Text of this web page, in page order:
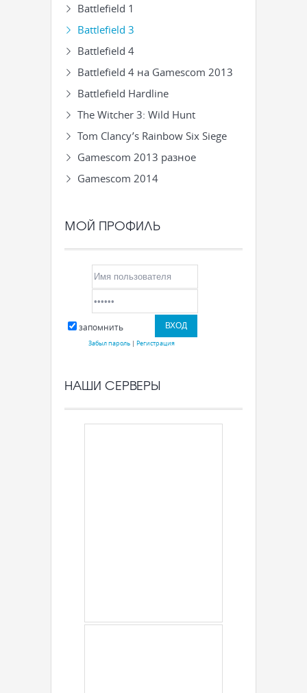
Battlefield 1
Battlefield 3
Battlefield 4
Battlefield 4 на Gamescom 2013
Battlefield Hardline
The Witcher 3: Wild Hunt
Tom Clancy’s Rainbow Six Siege
Gamescom 2013 разное
Gamescom 2014
МОЙ ПРОФИЛЬ
запомнить
Забыл пароль| Регистрация
НАШИ СЕРВЕРЫ